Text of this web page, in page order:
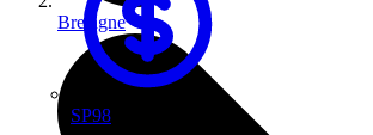
SP98
Bretagne